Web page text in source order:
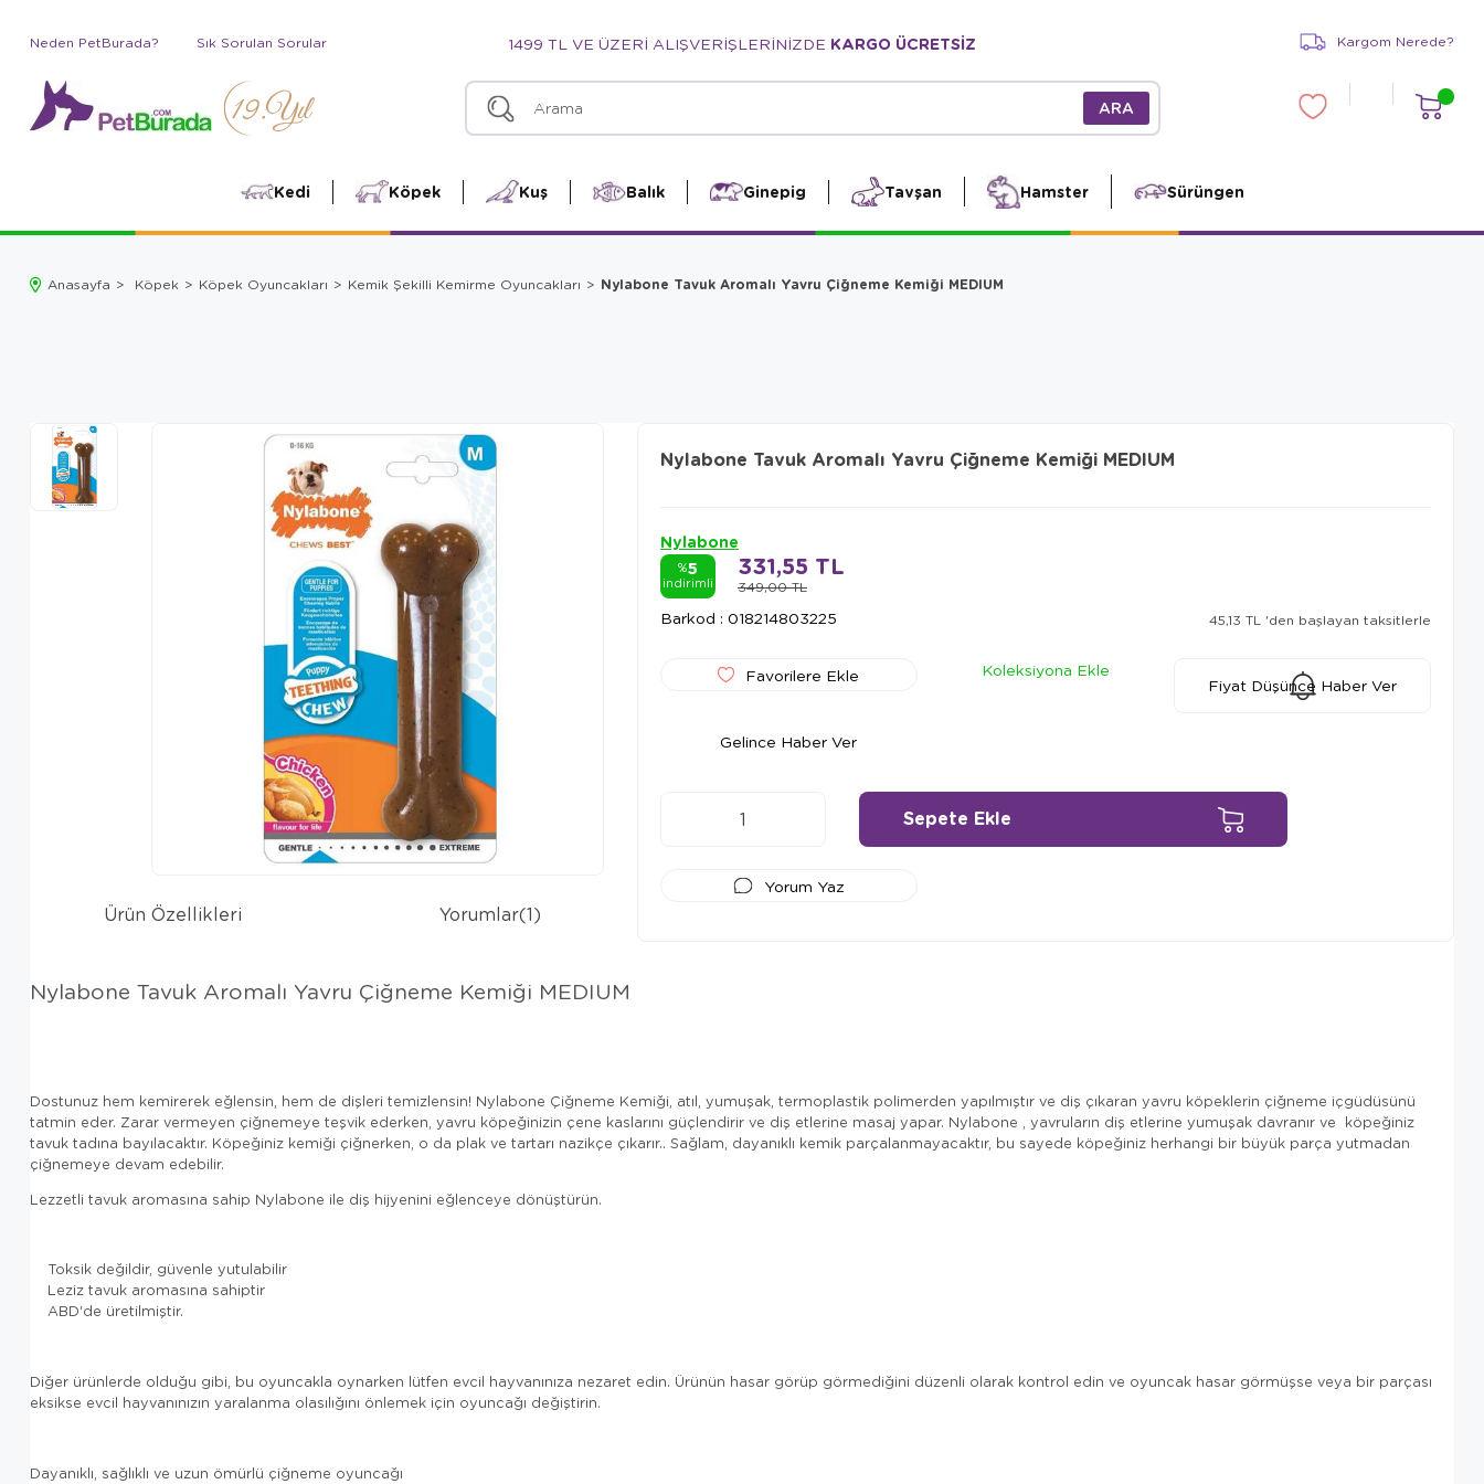
Neden PetBurada? Sık Sorulan Sorular 1499 TL VE ÜZERİ ALIŞVERİŞLERİNİZDE KARGO ÜCRETSİZ Kargom Nerede?
Kedi Köpek Kuş Balık Ginepig Tavşan Hamster Sürüngen
Anasayfa Köpek Köpek Oyuncakları Kemik Şekilli Kemirme Oyuncakları Nylabone Tavuk Aromalı Yavru Çiğneme Kemiği MEDIUM
Nylabone Tavuk Aromalı Yavru Çiğneme Kemiği MEDIUM
Nylabone
%5
indirimli 349,00 TL
331,55 TL
Barkod : 018214803225 45,13 TL 'den başlayan taksitlerle
Favorilere Ekle
Koleksiyona Ekle
Fiyat Düşünce Haber Ver
Gelince Haber Ver
Yorum Yaz
Ürün Özellikleri Yorumlar(1)
Nylabone Tavuk Aromalı Yavru Çiğneme Kemiği MEDIUM
Dostunuz hem kemirerek eğlensin, hem de dişleri temizlensin! Nylabone Çiğneme Kemiği, atıl, yumuşak, termoplastik polimerden yapılmıştır ve diş çıkaran yavru köpeklerin çiğneme içgüdüsünü
tatmin eder. Zarar vermeyen çiğnemeye teşvik ederken, yavru köpeğinizin çene kaslarını güçlendirir ve diş etlerine masaj yapar. Nylabone , yavruların diş etlerine yumuşak davranır ve köpeğiniz
tavuk tadına bayılacaktır. Köpeğiniz kemiği çiğnerken, o da plak ve tartarı nazikçe çıkarır.. Sağlam, dayanıklı kemik parçalanmayacaktır, bu sayede köpeğiniz herhangi bir büyük parça yutmadan
çiğnemeye devam edebilir.
Lezzetli tavuk aromasına sahip Nylabone ile diş hijyenini eğlenceye dönüştürün.
Toksik değildir, güvenle yutulabilir
Leziz tavuk aromasına sahiptir
ABD'de üretilmiştir.
Diğer ürünlerde olduğu gibi, bu oyuncakla oynarken lütfen evcil hayvanınıza nezaret edin. Ürünün hasar görüp görmediğini düzenli olarak kontrol edin ve oyuncak hasar görmüşse veya bir parçası
eksikse evcil hayvanınızın yaralanma olasılığını önlemek için oyuncağı değiştirin.
Dayanıklı, sağlıklı ve uzun ömürlü çiğneme oyuncağı